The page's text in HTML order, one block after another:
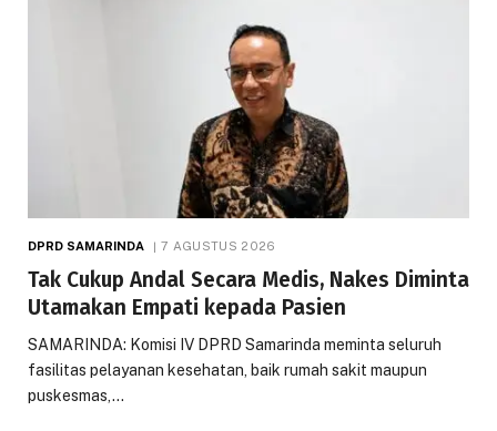
DPRD SAMARINDA 7 AGUSTUS 2026
Tak Cukup Andal Secara Medis, Nakes Diminta
Utamakan Empati kepada Pasien
SAMARINDA: Komisi IV DPRD Samarinda meminta seluruh
fasilitas pelayanan kesehatan, baik rumah sakit maupun
puskesmas,…